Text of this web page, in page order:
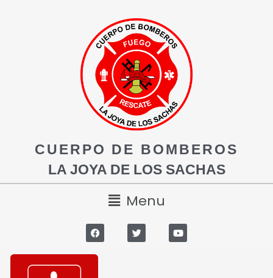
CUERPO DE BOMBEROS
LA JOYA DE LOS SACHAS
Menu